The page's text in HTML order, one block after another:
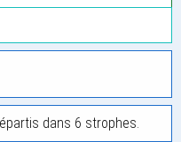
dans 6 strophes.